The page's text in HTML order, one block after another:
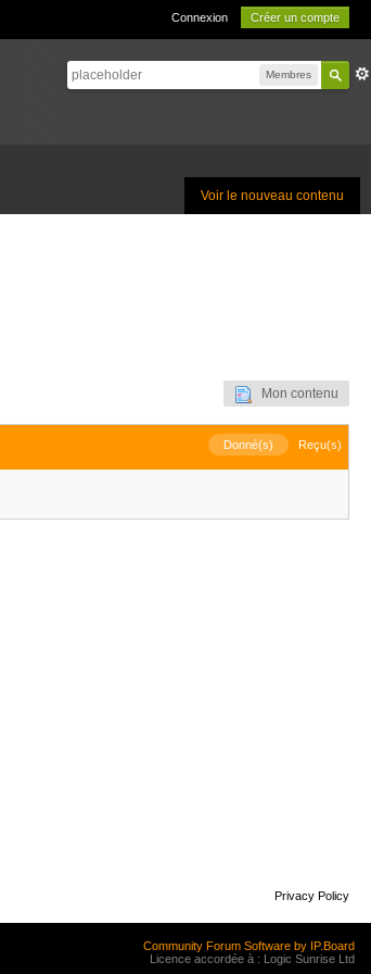
Connexion Créer un compte
Membres
Voir le nouveau contenu
Mon contenu
Donné(s) Reçu(s)
Privacy Policy
Community Forum Software by IP.Board
Licence accordée à : Logic Sunrise Ltd